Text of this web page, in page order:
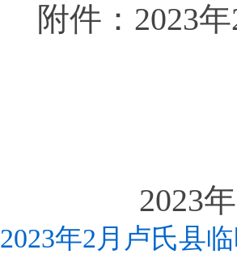
附件： 2023年
2023年
2023年2月卢氏县